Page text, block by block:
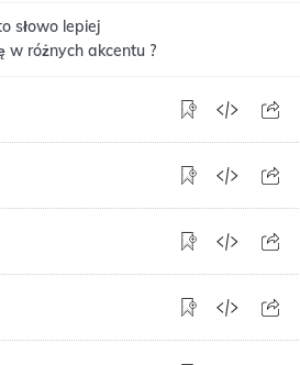
słowo lepiej
różnych akcentu ?